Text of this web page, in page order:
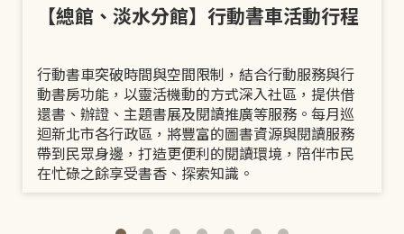
【總館、淡水分館】行動書車活動行程
行動書車突破時間與空間限制，結合行動服務與行
動書房功能，以靈活機動的方式深入社區，提供借
還書、辦證、主題書展及閱讀推廣等服務。每月巡
迴新北市各行政區，將豐富的圖書資源與閱讀服務
帶到民眾身邊，打造更便利的閱讀環境，陪伴市民
在忙碌之餘享受書香、探索知識。